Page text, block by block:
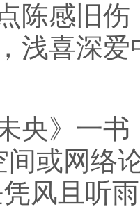
陈感旧
浅喜深
》一书
间或网络
风且听